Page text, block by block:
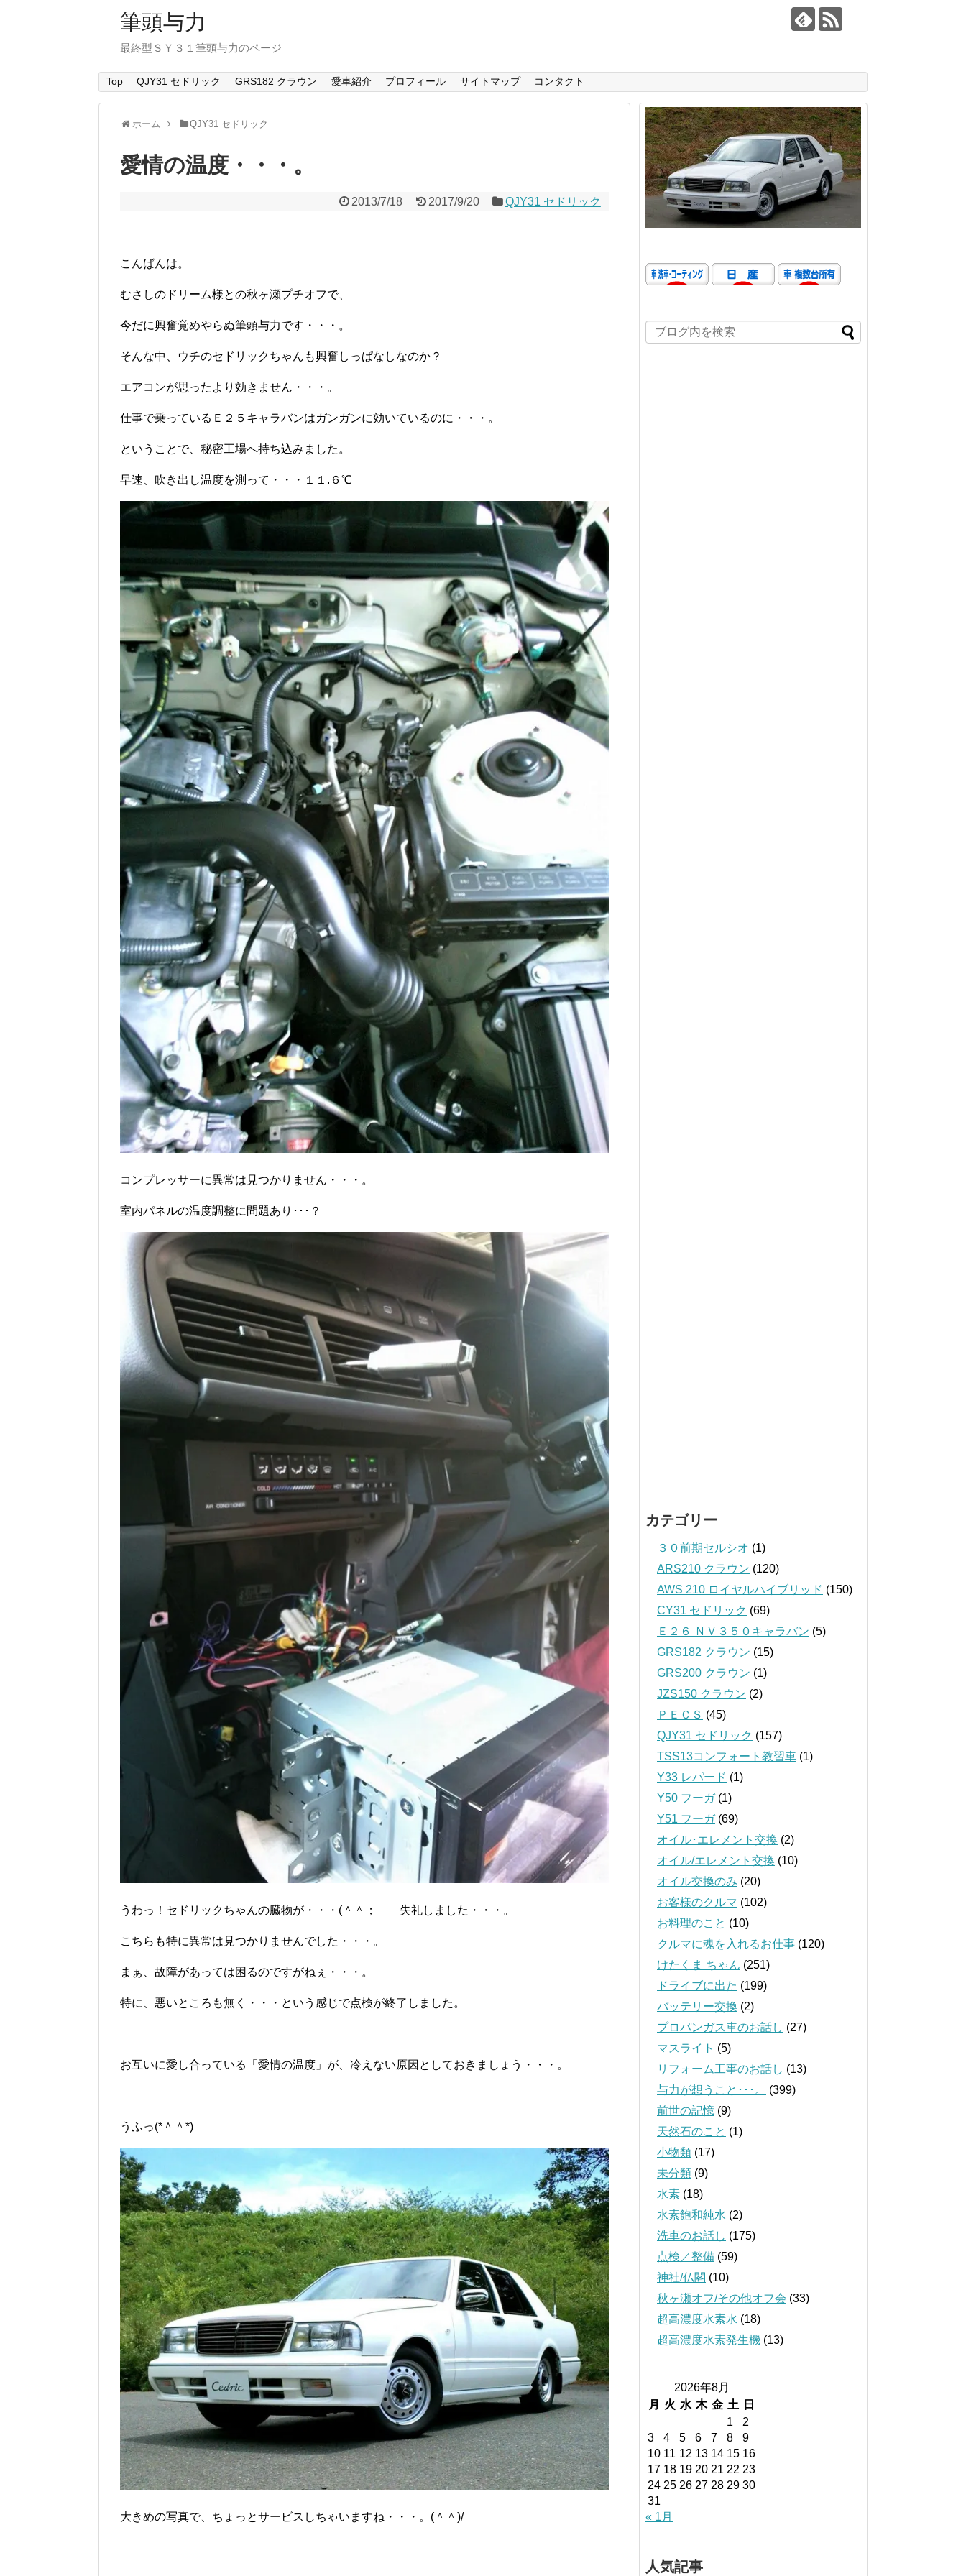
筆頭与力
最終型ＳＹ３１筆頭与力のページ
Top QJY31 セドリック GRS182 クラウン 愛車紹介 プロフィール サイトマップ コンタクト
ホーム QJY31 セドリック
愛情の温度・・・。
2013/7/18 2017/9/20 QJY31 セドリック
こんばんは。
むさしのドリーム様との秋ヶ瀬プチオフで、
今だに興奮覚めやらぬ筆頭与力です・・・。
そんな中、ウチのセドリックちゃんも興奮しっぱなしなのか？
エアコンが思ったより効きません・・・。
仕事で乗っているＥ２５キャラバンはガンガンに効いているのに・・・。
ということで、秘密工場へ持ち込みました。
早速、吹き出し温度を測って・・・１１.６℃
コンプレッサーに異常は見つかりません・・・。
室内パネルの温度調整に問題あり･･･？
うわっ！セドリックちゃんの臓物が・・・(＾＾； 失礼しました・・・。
こちらも特に異常は見つかりませんでした・・・。
まぁ、故障があっては困るのですがねぇ・・・。
特に、悪いところも無く・・・という感じで点検が終了しました。
お互いに愛し合っている「愛情の温度」が、冷えない原因としておきましょう・・・。
うふっ(*＾＾*)
大きめの写真で、ちょっとサービスしちゃいますね・・・。(＾＾)/
カテゴリー
３０前期セルシオ (1)
ARS210 クラウン (120)
AWS 210 ロイヤルハイブリッド (150)
CY31 セドリック (69)
Ｅ２６ ＮＶ３５０キャラバン (5)
GRS182 クラウン (15)
GRS200 クラウン (1)
JZS150 クラウン (2)
ＰＥＣＳ (45)
QJY31 セドリック (157)
TSS13コンフォート教習車 (1)
Y33 レパード (1)
Y50 フーガ(1)
Y51 フーガ(69)
オイル･エレメント交換 (2)
オイル/エレメント交換 (10)
オイル交換のみ (20)
お客様のクルマ (102)
お料理のこと (10)
クルマに魂を入れるお仕事 (120)
けたくま ちゃん (251)
ドライブに出た (199)
バッテリー交換 (2)
プロパンガス車のお話し (27)
マスライト (5)
リフォーム工事のお話し (13)
与力が想うこと･･･。
(399)
前世の記憶 (9)
天然石のこと (1)
小物類 (17)
未分類 (9)
水素 (18)
水素飽和純水 (2)
洗車のお話し (175)
点検／整備 (59)
神社/仏閣 (10)
秋ヶ瀬オフ/その他オフ会 (33)
超高濃度水素水 (18)
超高濃度水素発生機 (13)
2026年8月
月
火 水 木 金 土
日
1
2
3
4 5 6 7 8
9
10 11 12 13 14 15 16
17 18 19 20 21 22 23
24 25 26 27 28 29 30
31
« 1月
人気記事